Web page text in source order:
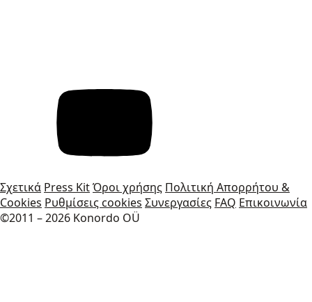
Σχετικά Press KitΌροι χρήσης Πολιτική Απορρήτου &
Cookies Ρυθμίσεις cookies Συνεργασίες FAQ Επικοινωνία
©2011 – 2026 Konordo OÜ